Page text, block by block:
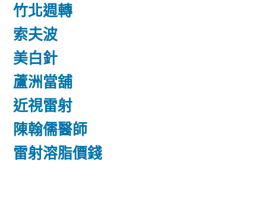
竹北週轉
索夫波
美白針
蘆洲當舖
近視雷射
陳翰儒醫師
雷射溶脂價錢